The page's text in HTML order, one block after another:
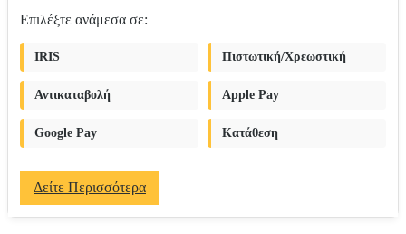
Επιλέξτε ανάμεσα σε:
IRIS Πιστωτική/Χρεωστική
Αντικαταβολή Apple Pay
Google Pay Κατάθεση
Δείτε Περισσότερα